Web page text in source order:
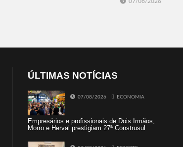
07/08/2026
ÚLTIMAS NOTÍCIAS
07/08/2026 ECONOMIA
Empresários e profissionais de Dois Irmãos,
Morro e Herval prestigiam 27ª Construsul